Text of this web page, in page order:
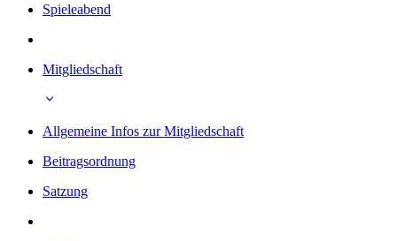
Spieleabend
Mitgliedschaft
Allgemeine Infos zur Mitgliedschaft
Beitragsordnung
Satzung